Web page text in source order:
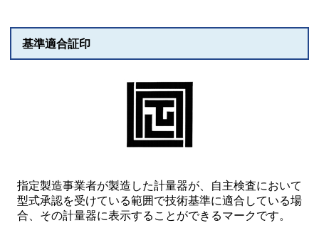
基準適合証印
指定製造事業者が製造した計量器が、⾃主検査において
型式承認を受けている範囲で技術基準に適合している場
合、その計量器に表示することができるマークです。